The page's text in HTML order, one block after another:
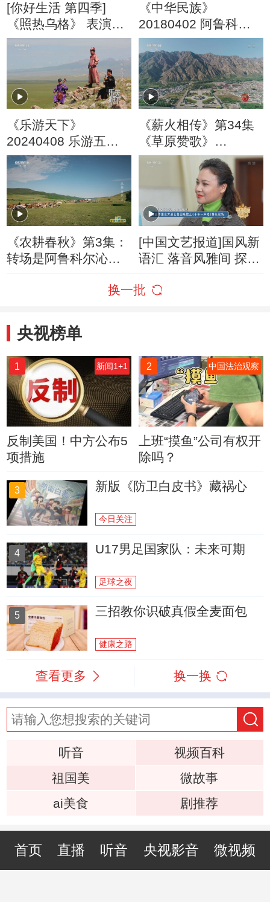
[你好生活 第四季]
《照热乌格》 表演：
朝日雅乐队
《中华民族》
20180402 阿鲁科尔
沁的纯净 第三集 美食
《乐游天下》
20240408 乐游五线
谱 1
《薪火相传》第34集
《草原赞歌》
20221226
《农耕春秋》第3集：
转场是阿鲁科尔沁的
[中国文艺报道]国风新
语汇 落音风雅间 探班
歌汇《千年一声唱》
换一批
央视榜单
1 新闻1+1
反制美国！中方公布5
项措施
2 中国法治观察
上班“摸鱼”公司有权开
除吗？
3 新版《防卫白皮书》藏祸心
今日关注
4 U17男足国家队：未来可期
足球之夜
5 三招教你识破真假全麦面包
健康之路
查看更多 换一换
听音
视频百科
祖国美
微故事
ai美食
剧推荐
首页 直播 听音 央视影音 微视频